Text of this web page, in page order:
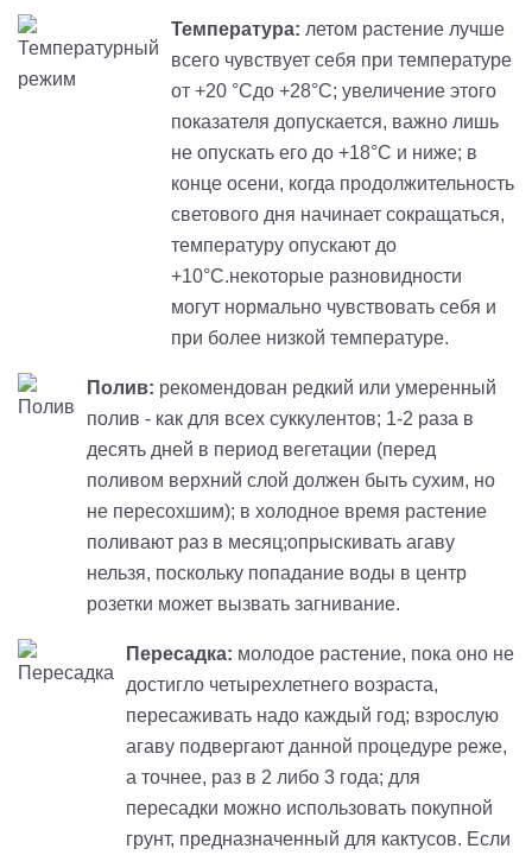
Температура: летом растение лучше
всего чувствует себя при температуре
от +20 °Cдо +28°C; увеличение этого
показателя допускается, важно лишь
не опускать его до +18°C и ниже; в
конце осени, когда продолжительность
светового дня начинает сокращаться,
температуру опускают до
+10°C.некоторые разновидности
могут нормально чувствовать себя и
при более низкой температуре.
Полив: рекомендован редкий или умеренный
полив - как для всех суккулентов; 1-2 раза в
десять дней в период вегетации (перед
поливом верхний слой должен быть сухим, но
не пересохшим); в холодное время растение
поливают раз в месяц;опрыскивать агаву
нельзя, поскольку попадание воды в центр
розетки может вызвать загнивание.
Пересадка: молодое растение, пока оно не
достигло четырехлетнего возраста,
пересаживать надо каждый год; взрослую
агаву подвергают данной процедуре реже,
а точнее, раз в 2 либо 3 года; для
пересадки можно использовать покупной
грунт, предназначенный для кактусов. Если